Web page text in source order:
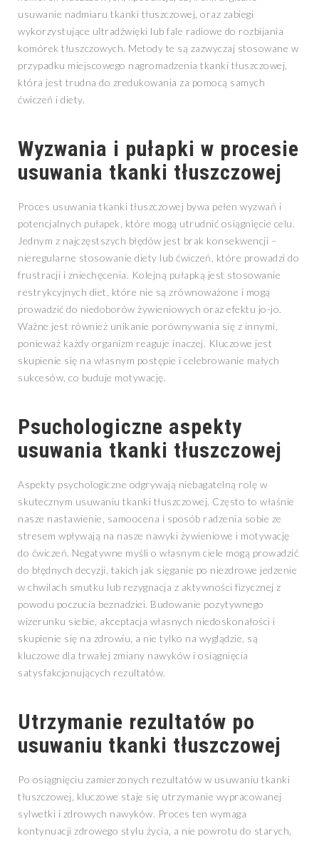
usuwanie nadmiaru tkanki tłuszczowej, oraz zabiegi
wykorzystujące ultradźwięki lub fale radiowe do rozbijania
komórek tłuszczowych. Metody te są zazwyczaj stosowane w
przypadku miejscowego nagromadzenia tkanki tłuszczowej,
która jest trudna do zredukowania za pomocą samych
ćwiczeń i diety.
Wyzwania i pułapki w procesie
usuwania tkanki tłuszczowej
Proces usuwania tkanki tłuszczowej bywa pełen wyzwań i
potencjalnych pułapek, które mogą utrudnić osiągnięcie celu.
Jednym z najczęstszych błędów jest brak konsekwencji –
nieregularne stosowanie diety lub ćwiczeń, które prowadzi do
frustracji i zniechęcenia. Kolejną pułapką jest stosowanie
restrykcyjnych diet, które nie są zrównoważone i mogą
prowadzić do niedoborów żywieniowych oraz efektu jo-jo.
Ważne jest również unikanie porównywania się z innymi,
ponieważ każdy organizm reaguje inaczej. Kluczowe jest
skupienie się na własnym postępie i celebrowanie małych
sukcesów, co buduje motywację.
Psuchologiczne aspekty
usuwania tkanki tłuszczowej
Aspekty psychologiczne odgrywają niebagatelną rolę w
skutecznym usuwaniu tkanki tłuszczowej. Często to właśnie
nasze nastawienie, samoocena i sposób radzenia sobie ze
stresem wpływają na nasze nawyki żywieniowe i motywację
do ćwiczeń. Negatywne myśli o własnym ciele mogą prowadzić
do błędnych decyzji, takich jak sięganie po niezdrowe jedzenie
w chwilach smutku lub rezygnacja z aktywności fizycznej z
powodu poczucia beznadziei. Budowanie pozytywnego
wizerunku siebie, akceptacja własnych niedoskonałości i
skupienie się na zdrowiu, a nie tylko na wyglądzie, są
kluczowe dla trwałej zmiany nawyków i osiągnięcia
satysfakcjonujących rezultatów.
Utrzymanie rezultatów po
usuwaniu tkanki tłuszczowej
Po osiągnięciu zamierzonych rezultatów w usuwaniu tkanki
tłuszczowej, kluczowe staje się utrzymanie wypracowanej
sylwetki i zdrowych nawyków. Proces ten wymaga
kontynuacji zdrowego stylu życia, a nie powrotu do starych,